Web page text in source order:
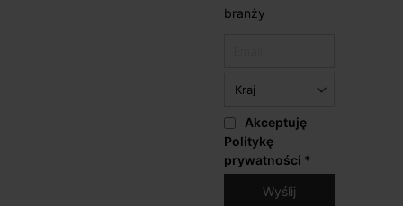
branży
Akceptuję
Politykę
prywatności *